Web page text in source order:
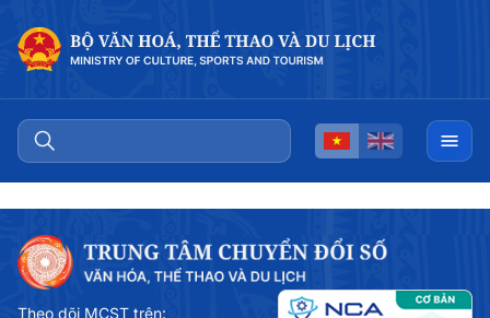
Theo dõi MCST trên: